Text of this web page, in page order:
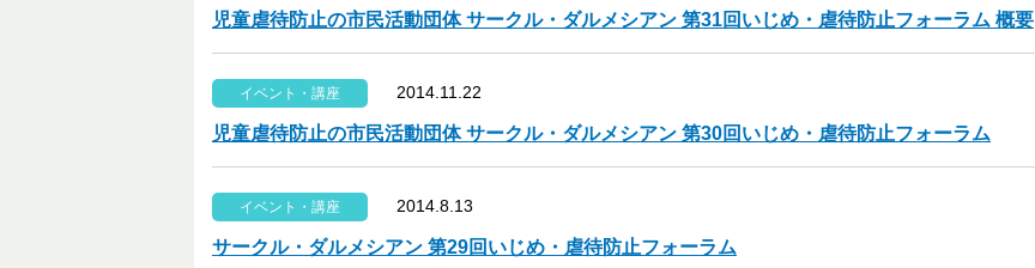
児童虐待防止の市民活動団体 サークル・ダルメシアン 第31回いじめ・虐待防止フォーラム 概要
イベント・講座 2014.11.22
児童虐待防止の市民活動団体 サークル・ダルメシアン 第30回いじめ・虐待防止フォーラム
イベント・講座 2014.8.13
サークル・ダルメシアン 第29回いじめ・虐待防止フォーラム